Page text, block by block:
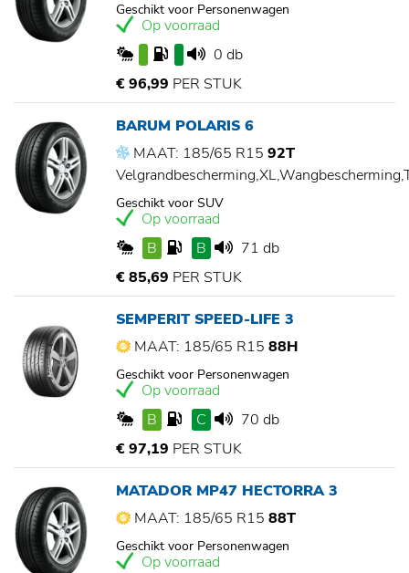
Geschikt voor Personenwagen
Op voorraad
0 db
€ 96,99 PER STUK
BARUM POLARIS 6
MAAT: 185/65 R15 92T
Geschikt voor SUV
Op voorraad
B
B
71 db
€ 85,69 PER STUK
SEMPERIT SPEED-LIFE 3
MAAT: 185/65 R15 88H
Geschikt voor Personenwagen
Op voorraad
B
C
70 db
€ 97,19 PER STUK
MATADOR MP47 HECTORRA 3
MAAT: 185/65 R15 88T
Geschikt voor Personenwagen
Op voorraad